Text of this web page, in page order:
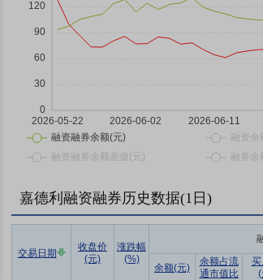
嘉德利融资融券历史数据(1 日)
交易日期
收盘价
(元)
涨跌幅
(%)
余额(元)
余额占流
通市值比
买
(